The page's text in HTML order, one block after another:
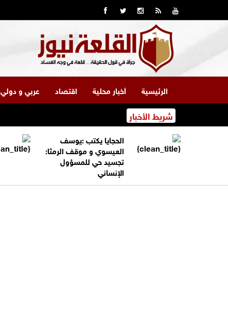
الرئيسية أخبار محلية اقتصاد عربي و دولي
شريط الأخبار
الحجايا يكتب :يوسف
العيسوي و موقف الرمثا:
تجسيد حي للمسؤول
الإنساني